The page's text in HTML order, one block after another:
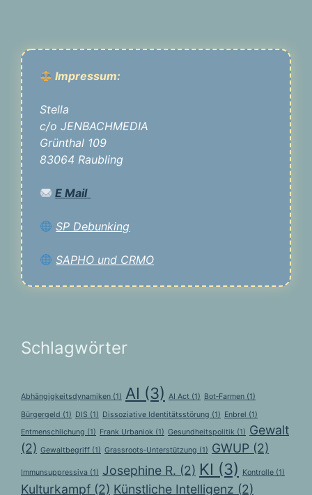
Impressum:
Stella
c/o JENBACHMEDIA
Grünthal 109
83064 Raubling
E Mail
SP Debunking
SAPHO und CRMO
Schlagwörter
Abhängigkeitsdynamiken (1) AI (3) AI Act (1) Bot‑Farmen (1)
Bürgergeld (1) DIS (1) Dissoziative Identitätsstörung (1) Enbrel (1)
Entmenschlichung (1) Frank Urbaniok (1) Gesundheitspolitik (1) Gewalt
(2) Gewaltbegriff (1) Grassroots‑Unterstützung (1) GWUP (2)
Immunsuppressiva (1) Josephine R. (2) KI (3) Kontrolle (1)
Kulturkampf (2) Künstliche Intelligenz (2)